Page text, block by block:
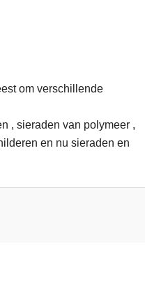
om verschillende
, sieraden van polymeer ,
en nu sieraden en